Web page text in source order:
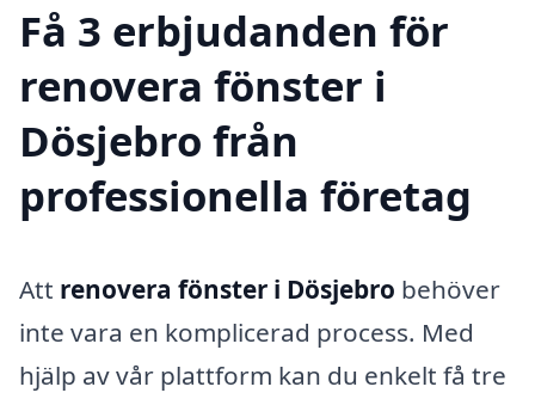
Få 3 erbjudanden för
renovera fönster i
Dösjebro från
professionella företag
Att renovera fönster i Dösjebro behöver
inte vara en komplicerad process. Med
hjälp av vår plattform kan du enkelt få tre